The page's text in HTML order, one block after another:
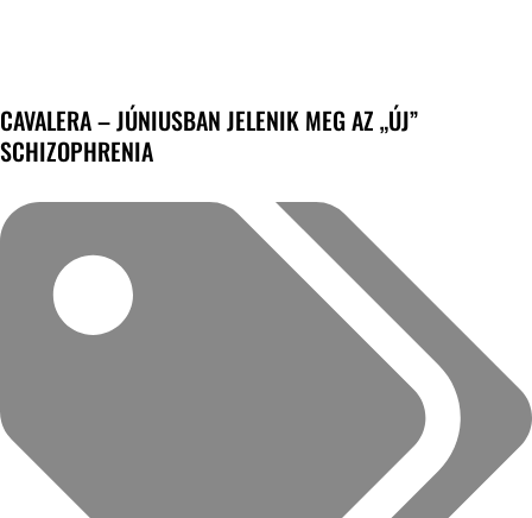
CAVALERA – JÚNIUSBAN JELENIK MEG AZ „ÚJ”
SCHIZOPHRENIA